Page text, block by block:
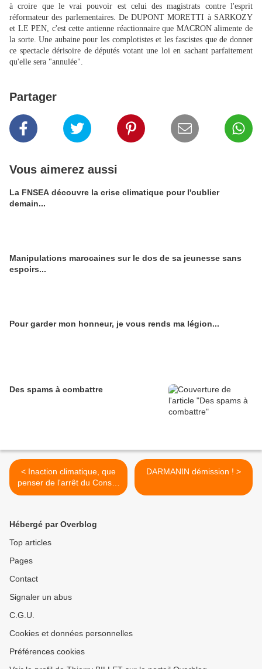
à croire que le vrai pouvoir est celui des magistrats contre l'esprit
réformateur des parlementaires. De DUPONT MORETTI à SARKOZY
et LE PEN, c'est cette antienne réactionnaire que MACRON alimente de
la sorte. Une aubaine pour les complotistes et les fascistes que de donner
ce spectacle dérisoire de députés votant une loi en sachant parfaitement
qu'elle sera "annulée".
Partager
Vous aimerez aussi
La FNSEA découvre la crise climatique pour l'oublier
demain...
Manipulations marocaines sur le dos de sa jeunesse sans
espoirs...
Pour garder mon honneur, je vous rends ma légion...
Des spams à combattre
< Inaction climatique, que
penser de l'arrêt du Conseil
d'Etat du 19 novembre ?
DARMANIN démission ! >
Hébergé par Overblog
Top articles
Pages
Contact
Signaler un abus
C.G.U.
Cookies et données personnelles
Préférences cookies